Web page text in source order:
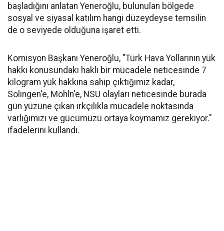
başladığını anlatan Yeneroğlu, bulunulan bölgede
sosyal ve siyasal katılım hangi düzeydeyse temsilin
de o seviyede olduğuna işaret etti.
Komisyon Başkanı Yeneroğlu, "Türk Hava Yollarının yük
hakkı konusundaki haklı bir mücadele neticesinde 7
kilogram yük hakkına sahip çıktığımız kadar,
Solingen'e, Möhln'e, NSU olayları neticesinde burada
gün yüzüne çıkan ırkçılıkla mücadele noktasında
varlığımızı ve gücümüzü ortaya koymamız gerekiyor."
ifadelerini kullandı.